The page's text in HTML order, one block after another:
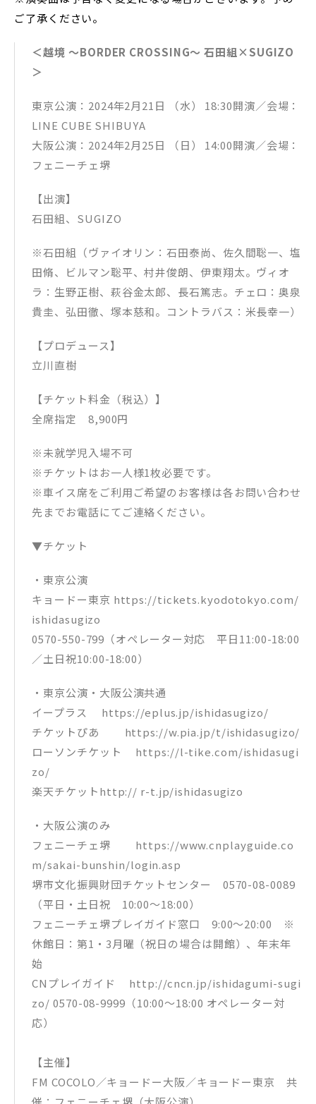
ご了承ください。
＜越境 ～BORDER CROSSING～ 石田組×SUGIZO
＞
東京公演：2024年2月21日 （水） 18:30開演／会場：
LINE CUBE SHIBUYA
大阪公演：2024年2月25日 （日） 14:00開演／会場：
フェニーチェ堺
【出演】
石田組、SUGIZO
※石田組（ヴァイオリン：石田泰尚、佐久間聡一、塩
田脩、ビルマン聡平、村井俊朗、伊東翔太。ヴィオ
ラ：生野正樹、萩谷金太郎、長石篤志。チェロ：奥泉
貴圭、弘田徹、塚本慈和。コントラバス：米長幸一）
【プロデュース】
立川直樹
【チケット料金（税込）】
全席指定 8,900円
※未就学児入場不可
※チケットはお一人様1枚必要です。
※車イス席をご利用ご希望のお客様は各お問い合わせ
先までお電話にてご連絡ください。
▼チケット
・東京公演
キョードー東京 https://tickets.kyodotokyo.com/
ishidasugizo
0570-550-799（オペレーター対応 平日11:00-18:00
／土日祝10:00-18:00）
・東京公演・大阪公演共通
イープラス https://eplus.jp/ishidasugizo/
チケットぴあ https://w.pia.jp/t/ishidasugizo/
ローソンチケット https://l-tike.com/ishidasugi
zo/
楽天チケットhttp:// r-t.jp/ishidasugizo
・大阪公演のみ
フェニーチェ堺 https://www.cnplayguide.co
m/sakai-bunshin/login.asp
堺市文化振興財団チケットセンター 0570-08-0089
（平日・土日祝 10:00～18:00）
フェニーチェ堺プレイガイド窓口 9:00～20:00 ※
休館日：第1・3月曜（祝日の場合は開館）、年末年
始
CNプレイガイド http://cncn.jp/ishidagumi-sugi
zo/ 0570-08-9999（10:00～18:00 オペレーター対
応）
【主催】
FM COCOLO／キョードー大阪／キョードー東京 共